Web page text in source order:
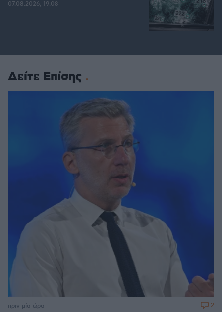
07.08.2026, 19:08
Δείτε Επίσης
πριν μία ώρα 2